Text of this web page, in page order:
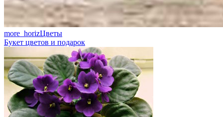
more_horizЦветы
Букет цветов и подарок